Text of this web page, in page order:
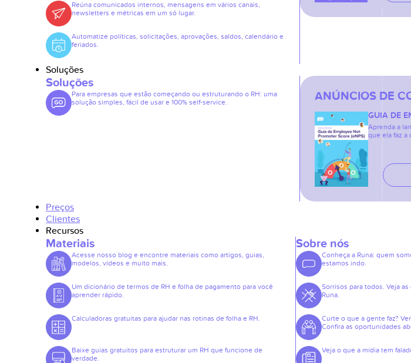
Reúna comunicados internos, mensagens em vários canais,
newsletters e métricas em um só lugar.
Automatize políticas, solicitações, aprovações, saldos, calendário e
feriados.
Soluções
Soluções
Para empresas que estão começando ou estruturando o RH: uma
solução simples, fácil de usar e 100% self-service.
ANÚNCIOS DE
GUIA DE
Aprenda a
que ela faz a
Preços
Clientes
Recursos
Materiais
Acesse nosso blog e encontre materiais como artigos, guias,
modelos, vídeos e muito mais.
Um dicionário de termos de RH e folha de pagamento para você
aprender rápido.
Calculadoras gratuitas para ajudar nas rotinas de folha e RH.
Baixe guias gratuitos para estruturar um RH que funcione de
verdade.
Sobre nós
Conheça a Runa: quem
estamos indo.
Sorrisos para todos. Veja
Runa.
Curte o que a gente faz?
Confira as oportunidades
Veja o que a mídia tem